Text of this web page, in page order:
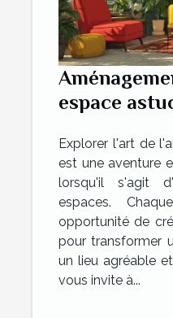
espace
Explorer l'art de
est une aventure
lorsqu'il s'agit
espaces.
opportunité de
pour transformer
un lieu agréable
vous invite à...